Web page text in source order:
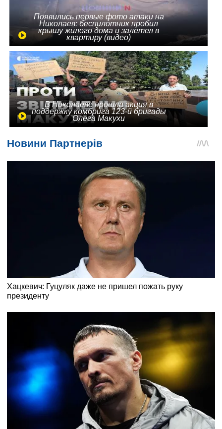
Появились первые фото атаки на
Николаев: беспилотник пробил
крышу жилого дома и залетел в
квартиру (видео)
В Николаеве прошла акция в
поддержку комбрига 123-й бригады
Олега Макухи